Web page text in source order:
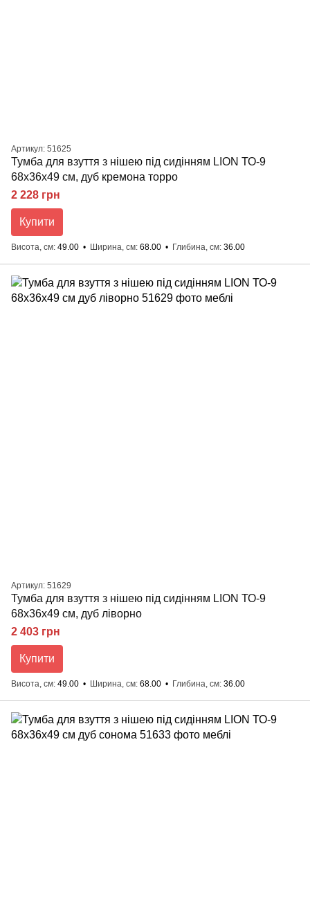
Артикул: 51625
Тумба для взуття з нішею під сидінням LION ТО-9
68x36x49 см, дуб кремона торро
2 228 грн
Купити
Висота, см 49.00 Ширина, см 68.00 Глибина, см 36.00
Артикул: 51629
Тумба для взуття з нішею під сидінням LION ТО-9
68x36x49 см, дуб ліворно
2 403 грн
Купити
Висота, см 49.00 Ширина, см 68.00 Глибина, см 36.00